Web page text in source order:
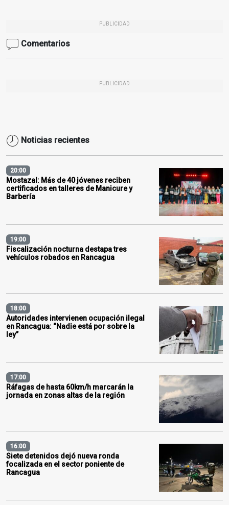
PUBLICIDAD
Comentarios
PUBLICIDAD
Noticias recientes
20:00
Mostazal: Más de 40 jóvenes reciben
certificados en talleres de Manicure y
Barbería
19:00
Fiscalización nocturna destapa tres
vehículos robados en Rancagua
18:00
Autoridades intervienen ocupación ilegal
en Rancagua: “Nadie está por sobre la
ley”
17:00
Ráfagas de hasta 60km/h marcarán la
jornada en zonas altas de la región
16:00
Siete detenidos dejó nueva ronda
focalizada en el sector poniente de
Rancagua